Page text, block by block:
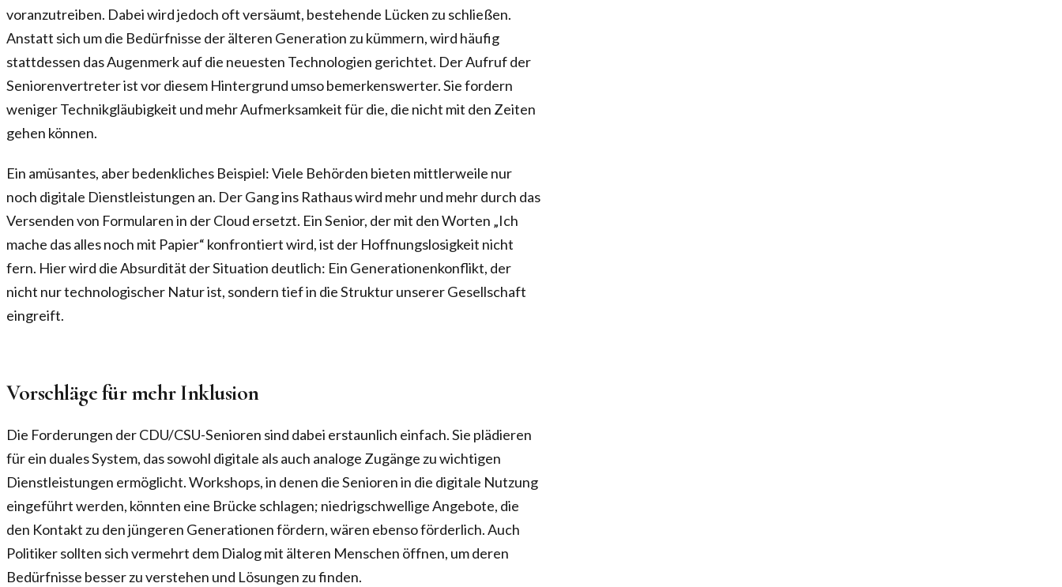
voranzutreiben. Dabei wird jedoch oft versäumt, bestehende Lücken zu schließen.
Anstatt sich um die Bedürfnisse der älteren Generation zu kümmern, wird häufig
stattdessen das Augenmerk auf die neuesten Technologien gerichtet. Der Aufruf der
Seniorenvertreter ist vor diesem Hintergrund umso bemerkenswerter. Sie fordern
weniger Technikgläubigkeit und mehr Aufmerksamkeit für die, die nicht mit den Zeiten
gehen können.
Ein amüsantes, aber bedenkliches Beispiel: Viele Behörden bieten mittlerweile nur
noch digitale Dienstleistungen an. Der Gang ins Rathaus wird mehr und mehr durch das
Versenden von Formularen in der Cloud ersetzt. Ein Senior, der mit den Worten „Ich
mache das alles noch mit Papier“ konfrontiert wird, ist der Hoffnungslosigkeit nicht
fern. Hier wird die Absurdität der Situation deutlich: Ein Generationenkonflikt, der
nicht nur technologischer Natur ist, sondern tief in die Struktur unserer Gesellschaft
eingreift.
Vorschläge für mehr Inklusion
Die Forderungen der CDU/CSU-Senioren sind dabei erstaunlich einfach. Sie plädieren
für ein duales System, das sowohl digitale als auch analoge Zugänge zu wichtigen
Dienstleistungen ermöglicht. Workshops, in denen die Senioren in die digitale Nutzung
eingeführt werden, könnten eine Brücke schlagen; niedrigschwellige Angebote, die
den Kontakt zu den jüngeren Generationen fördern, wären ebenso förderlich. Auch
Politiker sollten sich vermehrt dem Dialog mit älteren Menschen öffnen, um deren
Bedürfnisse besser zu verstehen und Lösungen zu finden.